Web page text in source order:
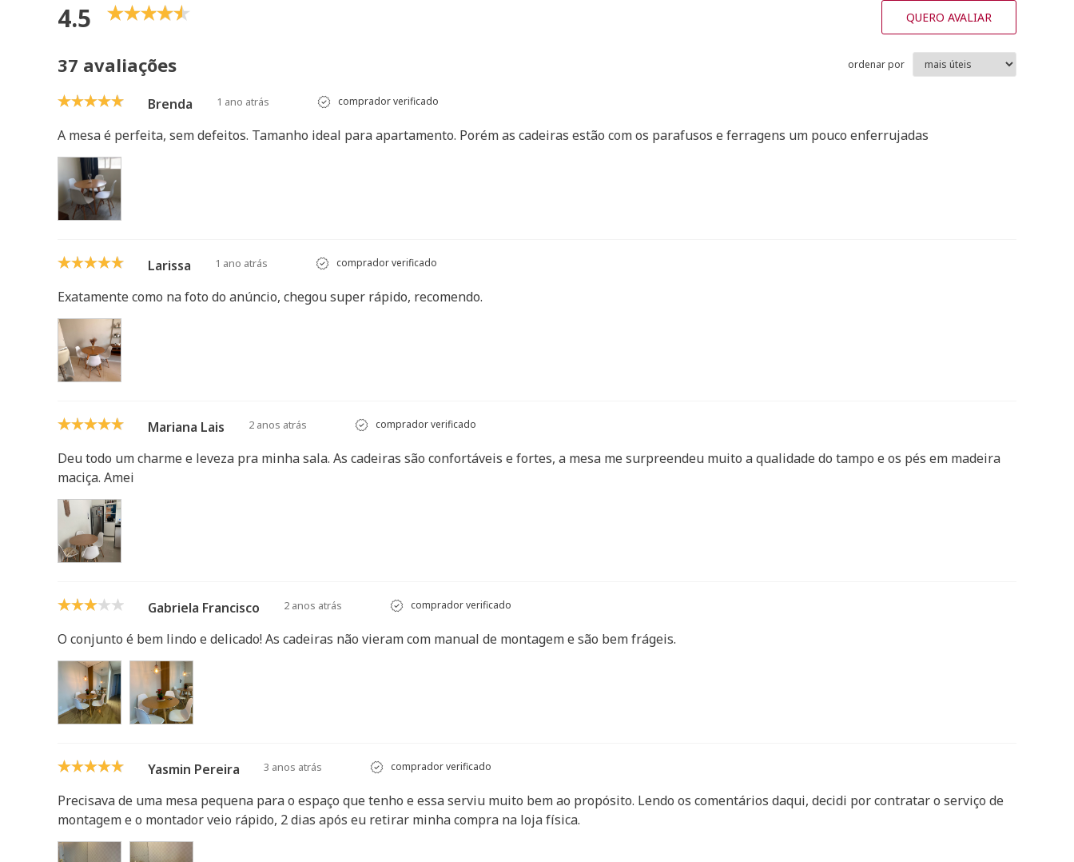
4.5 QUERO AVALIAR
37 avaliações ordenar por
Brenda 1 ano atrás comprador verificado
A mesa é perfeita, sem defeitos. Tamanho ideal para apartamento. Porém as cadeiras estão com os parafusos e ferragens um pouco enferrujadas
Larissa 1 ano atrás comprador verificado
Exatamente como na foto do anúncio, chegou super rápido, recomendo.
Mariana Lais 2 anos atrás comprador verificado
Deu todo um charme e leveza pra minha sala. As cadeiras são confortáveis e fortes, a mesa me surpreendeu muito a qualidade do tampo e os pés em madeira
maciça. Amei
Gabriela Francisco 2 anos atrás comprador verificado
O conjunto é bem lindo e delicado! As cadeiras não vieram com manual de montagem e são bem frágeis.
Yasmin Pereira 3 anos atrás comprador verificado
Precisava de uma mesa pequena para o espaço que tenho e essa serviu muito bem ao propósito. Lendo os comentários daqui, decidi por contratar o serviço de
montagem e o montador veio rápido, 2 dias após eu retirar minha compra na loja física.